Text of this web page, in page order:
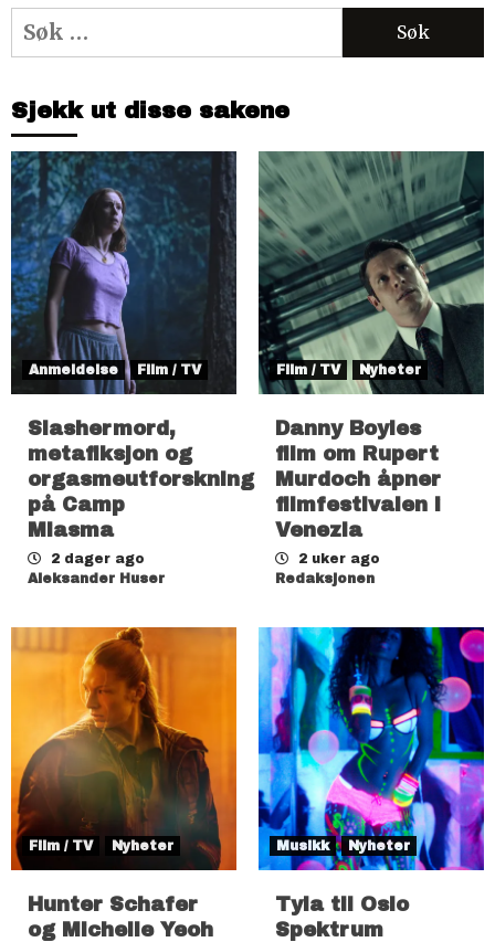
Søk
etter:
Sjekk ut disse sakene
Anmeldelse Film / TV
Slashermord,
metafiksjon og
orgasmeutforskning
på Camp
Miasma
2 dager ago
Aleksander Huser
Film / TV Nyheter
Danny Boyles
film om Rupert
Murdoch åpner
filmfestivalen i
Venezia
2 uker ago
Redaksjonen
Film / TV Nyheter
Hunter Schafer
og Michelle Yeoh
Musikk Nyheter
Tyla til Oslo
Spektrum